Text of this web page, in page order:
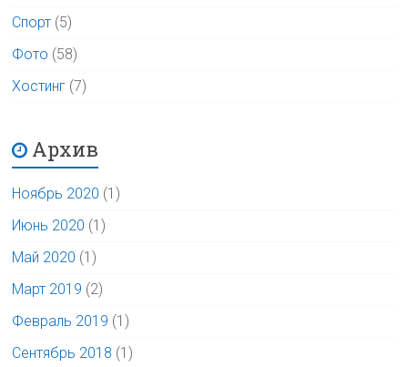
Спорт (5)
Фото (58)
Хостинг (7)
Архив
Ноябрь 2020 (1)
Июнь 2020 (1)
Май 2020 (1)
Март 2019 (2)
Февраль 2019 (1)
Сентябрь 2018 (1)